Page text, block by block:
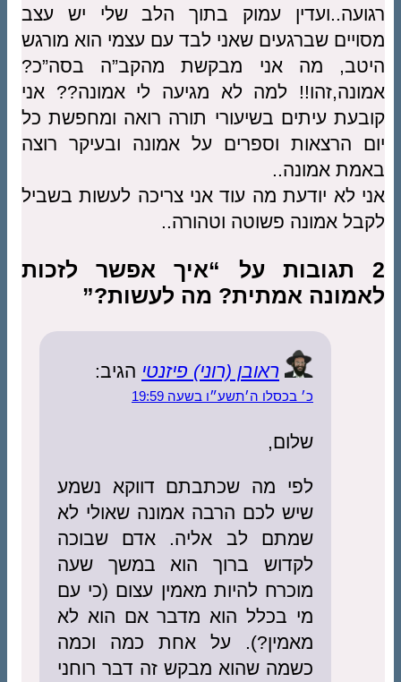
רגועה..ועדין עמוק בתוך הלב שלי יש עצב
מסויים שברגעים שאני לבד עם עצמי הוא מורגש
היטב, מה אני מבקשת מהקב”ה בסה”כ?
אמונה,זהו!! למה לא מגיעה לי אמונה?? אני
קובעת עיתים בשיעורי תורה רואה ומחפשת כל
יום הרצאות וספרים על אמונה ובעיקר רוצה
באמת אמונה..
אני לא יודעת מה עוד אני צריכה לעשות בשביל
לקבל אמונה פשוטה וטהורה..
2 תגובות על “איך אפשר לזכות
לאמונה אמתית? מה לעשות?”
ראובן (רוני) פיזנטי הגיב:
כ׳ בכסלו ה׳תשע״ו בשעה 19:59
שלום,
לפי מה שכתבתם דווקא נשמע
שיש לכם הרבה אמונה שאולי לא
שמתם לב אליה. אדם שבוכה
לקדוש ברוך הוא במשך שעה
מוכרח להיות מאמין עצום (כי עם
מי בכלל הוא מדבר אם הוא לא
מאמין?). על אחת כמה וכמה
כשמה שהוא מבקש זה דבר רוחני